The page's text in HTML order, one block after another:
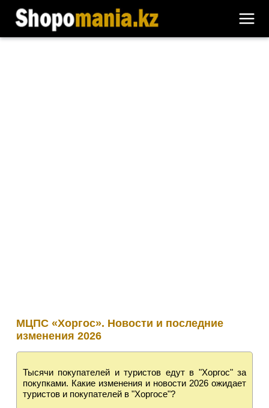
МЦПС «Хоргос». Новости и последние
изменения 2026
Тысячи покупателей и туристов едут в "Хоргос" за
покупками. Какие изменения и новости 2026 ожидает
туристов и покупателей в "Хоргосе"?